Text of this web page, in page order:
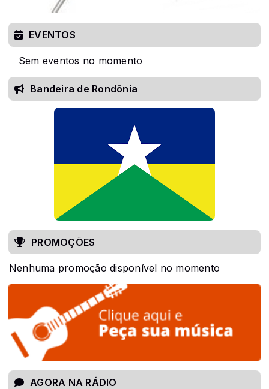
EVENTOS
Sem eventos no momento
Bandeira de Rondônia
PROMOÇÕES
Nenhuma promoção disponível no momento
AGORA NA RÁDIO